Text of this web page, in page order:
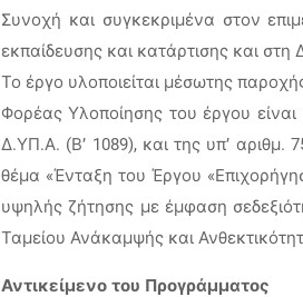
Συνοχή και συγκεκριμένα στον
εκπαίδευσης και κατάρτισης και
Το έργο υλοποιείται μέσωτης
Φορέας Υλοποίησης του έργου
Δ.ΥΠ.Α. (Β’ 1089), και της υπ’
θέμα «Ένταξη του Έργου
υψηλής ζήτησης με έμφαση
Ταμείου Ανάκαμψής και
Αντικείμενο του Προγράμματος